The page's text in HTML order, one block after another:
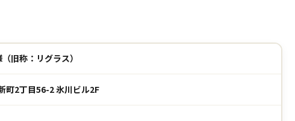
旧称：リグラス）
2丁目56-2 氷川ビル2F